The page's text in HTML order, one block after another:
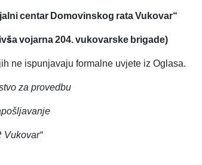
centar Domovinskog rata Vukovar“
vojarna 204. vukovarske brigade)
ne ispunjavaju formalne uvjete iz Oglasa.
za provedbu
Vukovar“